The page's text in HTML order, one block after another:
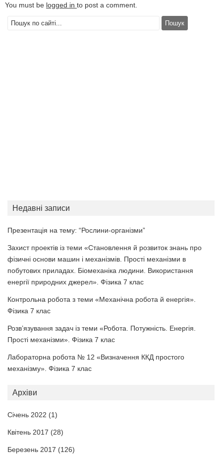
You must be logged in to post a comment.
Недавні записи
Презентація на тему: “Рослини-організми”
Захист проектів із теми «Становлення й розвиток знань про
фізичні основи машин і механізмів. Прості механізми в
побутових приладах. Біомеханіка людини. Використання
енергії природних джерел». Фізика 7 клас
Контрольна робота з теми «Механічна робота й енергія».
Фізика 7 клас
Розв’язування задач із теми «Робота. Потужність. Енергія.
Прості механізми». Фізика 7 клас
Лабораторна робота № 12 «Визначення ККД простого
механізму». Фізика 7 клас
Архіви
Січень 2022 (1)
Квітень 2017 (28)
Березень 2017 (126)